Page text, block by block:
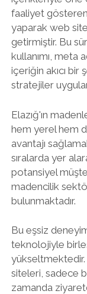
faaliyet
yaparak web
getirmiştir. Bu
kullanımı, meta
içeriğin akıcı bir
stratejiler
Elazığ'ın
hem yerel hem
avantajı
sıralarda yer
potansiyel
madencilik
bulunmaktadır.
Bu eşsiz
teknolojiyle
siteleri, sadece
zamanda